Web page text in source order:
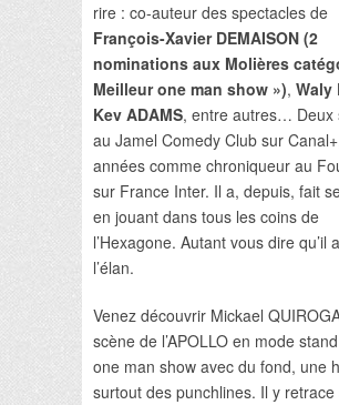
rire : co-auteur des spectacles de
François-Xavier DEMAISON (2
nominations aux Molières
Meilleur one man show »), Waly
Kev ADAMS, entre autres… Deux
au Jamel Comedy Club sur
années comme chroniqueur au
sur France Inter. Il a, depuis, fait
en jouant dans tous les coins de
l’Hexagone. Autant vous dire qu’il
l’élan.
Venez découvrir Mickael
scène de l’APOLLO en mode
one man show avec du fond, une
surtout des punchlines. Il y retrace